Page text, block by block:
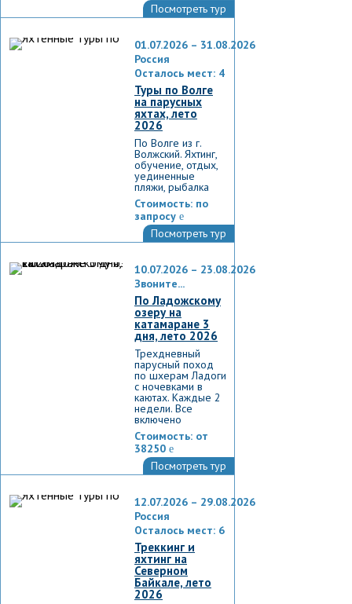
Посмотреть тур
01.07.2026 – 31.08.2026
Россия
Осталось мест: 4
Туры по Волге
на парусных
яхтах, лето
2026
По Волге из г.
Волжский. Яхтинг,
обучение, отдых,
уединенные
пляжи, рыбалка
Стоимость: по
запросу e
Посмотреть тур
10.07.2026 – 23.08.2026
Звоните...
По Ладожскому
озеру на
катамаране 3
дня, лето 2026
Трехдневный
парусный поход
по шхерам Ладоги
с ночевками в
каютах. Каждые 2
недели. Все
включено
Стоимость: от
38250 e
Посмотреть тур
12.07.2026 – 29.08.2026
Россия
Осталось мест: 6
Треккинг и
яхтинг на
Северном
Байкале, лето
2026